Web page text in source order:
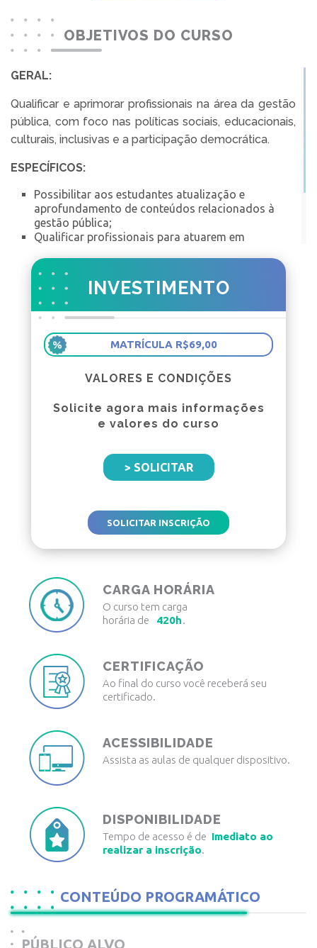
OBJETIVOS DO CURSO
GERAL:
Qualificar e aprimorar profissionais na área da gestão
pública, com foco nas políticas sociais, educacionais,
culturais, inclusivas e a participação democrática.
ESPECÍFICOS:
Possibilitar aos estudantes atualização e
aprofundamento de conteúdos relacionados à
gestão pública;
Qualificar profissionais para atuarem em
diversas áreas de atuação;
Embasar o conhecimento sobre a gestão e
políticas públicas.INVESTIMENTO
MATRÍCULA R$69,00
VALORES E CONDIÇÕES
Solicite agora mais informações
e valores do curso
> SOLICITAR
SOLICITAR INSCRIÇÃO
CARGA HORÁRIA
O curso tem carga
horária de
420h.
CERTIFICAÇÃO
Ao final do curso você receberá seu
certificado.
ACESSIBILIDADE
Assista as aulas de qualquer dispositivo.
DISPONIBILIDADE
Tempo de acesso é de Imediato ao
realizar a inscrição.
CONTEÚDO PROGRAMÁTICO
PÚBLICO ALVO